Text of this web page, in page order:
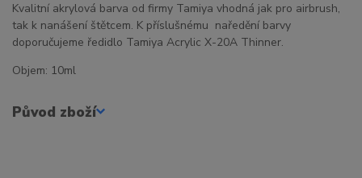
Kvalitní akrylová barva od firmy Tamiya vhodná jak pro airbrush,
tak k nanášení štětcem. K příslušnému naředění barvy
doporučujeme ředidlo Tamiya Acrylic X-20A Thinner.
Objem: 10ml
Původ zboží